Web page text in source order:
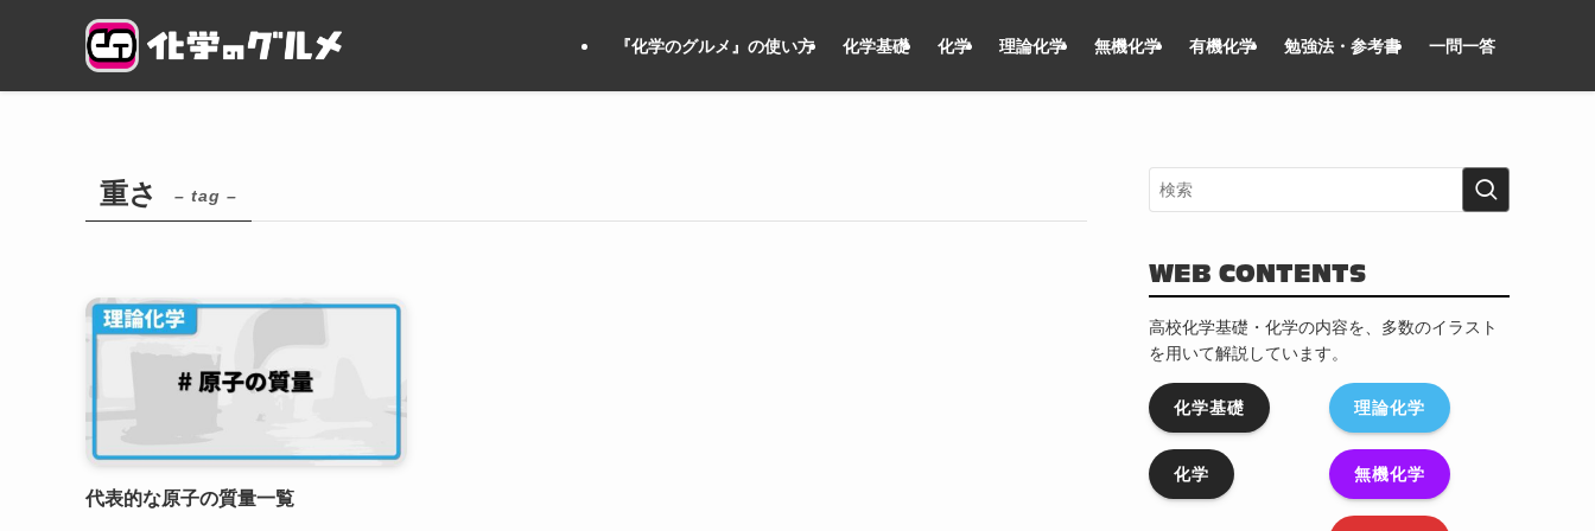
『化学のグルメ』の使い方 化学基礎 化学 理論化学 無機化学 有機化学 勉強法・参考書 一問一答
重さ – tag –
代表的な原子の質量一覧
WEB CONTENTS
高校化学基礎・化学の内容を、多数のイラスト
を用いて解説しています。
化学基礎
化学
理論化学
無機化学